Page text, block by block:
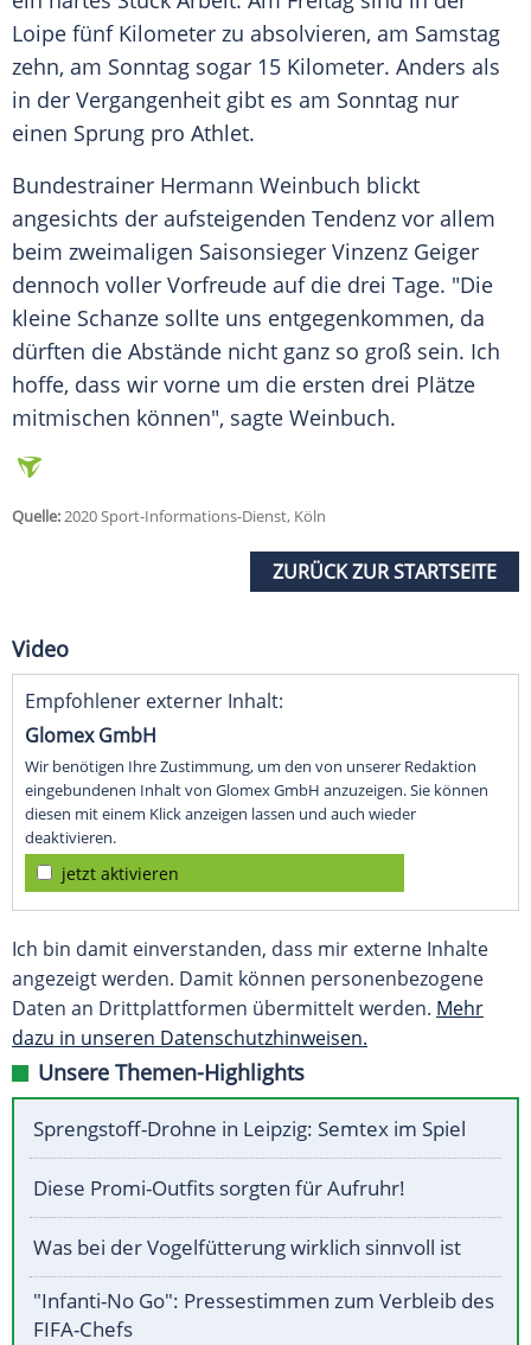
Loipe fünf Kilometer zu absolvieren, am Samstag
zehn, am Sonntag sogar 15 Kilometer. Anders als
in der Vergangenheit gibt es am Sonntag nur
einen Sprung pro Athlet.
Bundestrainer Hermann Weinbuch blickt
angesichts der aufsteigenden Tendenz vor allem
beim zweimaligen Saisonsieger Vinzenz Geiger
dennoch voller Vorfreude auf die drei Tage. "Die
kleine Schanze sollte uns entgegenkommen, da
dürften die Abstände nicht ganz so groß sein. Ich
hoffe, dass wir vorne um die ersten drei Plätze
mitmischen können", sagte Weinbuch.
Quelle:2020 Sport-Informations-Dienst, Köln
ZURÜCK ZUR STARTSEITE
Video
Empfohlener externer Inhalt:
Glomex GmbH
Wir benötigen Ihre Zustimmung, um den von unserer Redaktion
eingebundenen Inhalt von Glomex GmbH anzuzeigen. Sie können
diesen mit einem Klick anzeigen lassen und auch wieder
deaktivieren.
jetzt aktivieren
Ich bin damit einverstanden, dass mir externe Inhalte
angezeigt werden. Damit können personenbezogene
Daten an Drittplattformen übermittelt werden. Mehr
dazu in unseren Datenschutzhinweisen.
Unsere Themen-Highlights
Sprengstoff-Drohne in Leipzig: Semtex im Spiel
Diese Promi-Outfits sorgten für Aufruhr!
Was bei der Vogelfütterung wirklich sinnvoll ist
"Infanti-No Go": Pressestimmen zum Verbleib des
FIFA-Chefs